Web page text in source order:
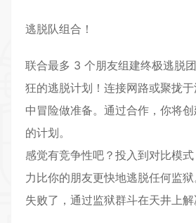
逃脱队组合！
联合最多 3 个朋友组建终极逃脱
狂的逃脱计划！连接网路或聚拢
中冒险做准备。通过合作，你将
的计划。
感觉有竞争性吧？投入到对比模
力比你的朋友更快地逃脱任何监
失败了，通过监狱群斗在天井上解